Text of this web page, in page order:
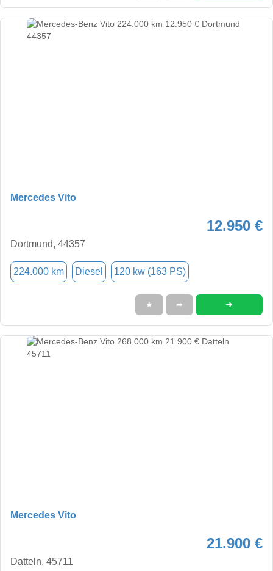
Mercedes Vito
12.950 €
Dortmund, 44357
224.000 km Diesel 120 kw (163 PS)
★ ➦ ➜
Mercedes Vito
21.900 €
Datteln, 45711